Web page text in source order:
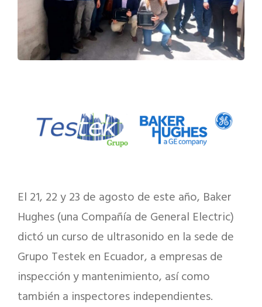
El 21, 22 y 23 de agosto de este año, Baker
Hughes (una Compañía de General Electric)
dictó un curso de ultrasonido en la sede de
Grupo Testek en Ecuador, a empresas de
inspección y mantenimiento, así como
también a inspectores independientes.